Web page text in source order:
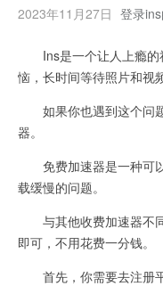
2023年11月27日 登录
Ins是一个让人上瘾的
恼，长时间等待照片和视
如果你也遇到这个问
器。
免费加速器是一种可
载缓慢的问题。
与其他收费加速器不同
即可，不用花费一分钱。
首先，你需要去注册平